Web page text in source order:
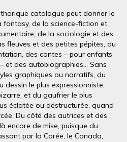
catalogue peut donner le
fantasy, de la science-fiction et
de la sociologie et des
fleuves et des petites pépites, du
des contes – pour enfants
et des autobiographies… Sans
graphiques ou narratifs, du
dessin le plus expressionniste,
et du gaufrier le plus
éclatée ou déstructurée, quand
Du côté des autrices et des
encore de mise, puisque du
par la Corée, le Canada,